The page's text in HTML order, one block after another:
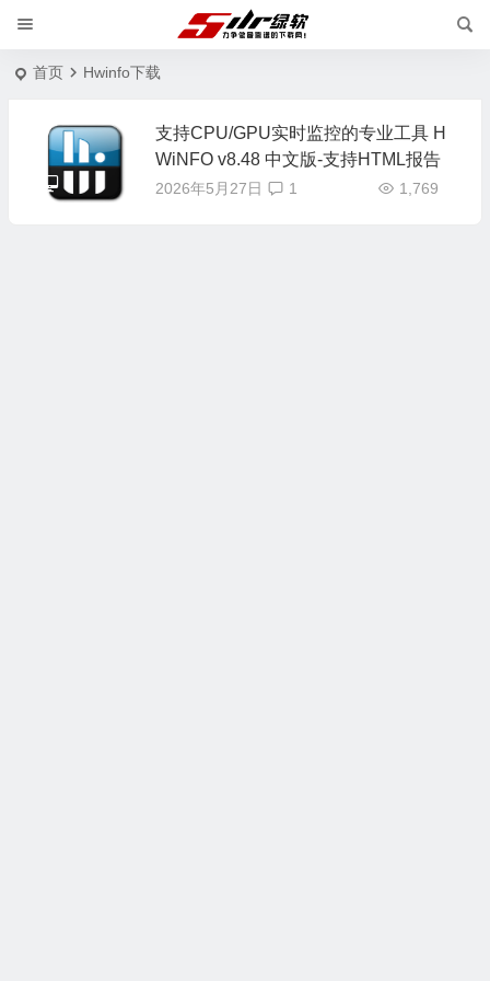
首页 Hwinfo下载
支持CPU/GPU实时监控的专业工具 H
WiNFO v8.48 中文版-支持HTML报告
2026年5月27日 1,769
1